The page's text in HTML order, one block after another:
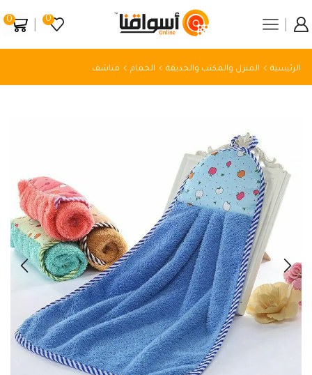
0
0
الرئيسية المنزل والمكتب والحديقة الحمام مناشف